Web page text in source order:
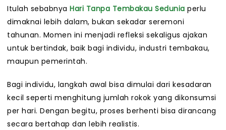
Itulah sebabnya Hari Tanpa Tembakau Sedunia perlu
dimaknai lebih dalam, bukan sekadar seremoni
tahunan. Momen ini menjadi refleksi sekaligus ajakan
untuk bertindak, baik bagi individu, industri tembakau,
maupun pemerintah.
Bagi individu, langkah awal bisa dimulai dari kesadaran
kecil seperti menghitung jumlah rokok yang dikonsumsi
per hari. Dengan begitu, proses berhenti bisa dirancang
secara bertahap dan lebih realistis.